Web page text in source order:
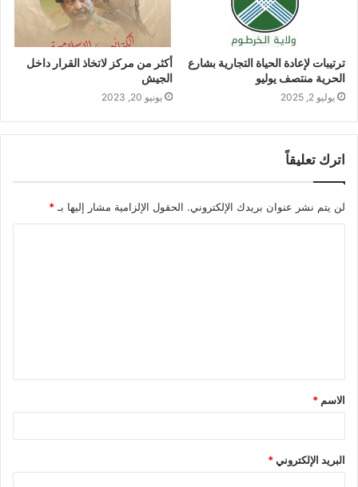
ترتيبات لإعادة الحياة التجارية بشارع
الحرية منتصف يوليو
يوليو 2, 2025
أكثر من مركز لاتخاذ القرار داخل
الجيش
يونيو 20, 2023
اترك تعليقاً
لن يتم نشر عنوان بريدك الإلكتروني. الحقول الإلزامية مشار إليها بـ *
الاسم *
البريد الإلكتروني*